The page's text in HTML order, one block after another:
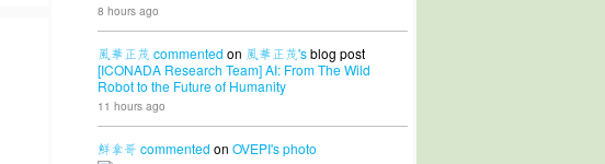
8 hours ago
風華正茂 commented on 風華正茂'sblog post
[ICONADA Research Team] AI: From The Wild
Robot to the Future of Humanity
11 hours ago
鮮拿哥 commented on OVEPI'sphoto